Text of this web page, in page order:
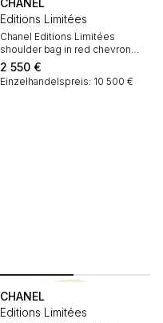
CHANEL
Editions Limitées
Chanel Editions Limitées
shoulder bag in red chevron
quilted leather
2 550 €
Einzelhandelspreis: 10 500 €
CHANEL
Editions Limitées